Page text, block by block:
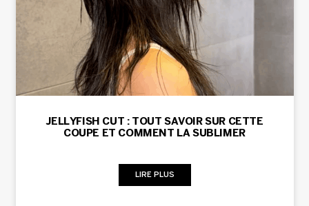
JELLYFISH CUT : TOUT SAVOIR SUR CETTE
COUPE ET COMMENT LA SUBLIMER
LIRE PLUS